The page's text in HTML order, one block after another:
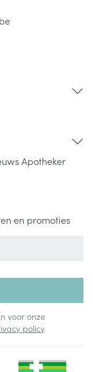
Apotheker
en promoties
voor onze
policy.